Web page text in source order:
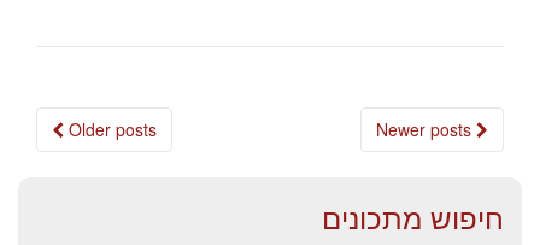
Posts
Older posts Newer posts
חיפוש מתכונים